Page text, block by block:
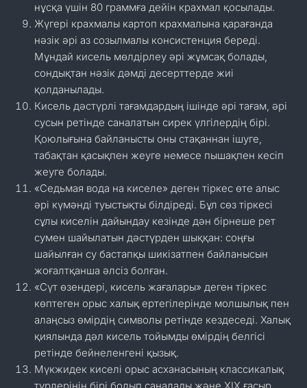
нұсқа үшін 80 граммға дейін крахмал қосылады.
Жүгері крахмалы картоп крахмалына қарағанда
нәзік әрі аз созылмалы консистенция береді.
Мұндай кисель мөлдірлеу әрі жұмсақ болады,
сондықтан нәзік дәмді десерттерде жиі
қолданылады.
Кисель дәстүрлі тағамдардың ішінде әрі тағам, әрі
сусын ретінде саналатын сирек үлгілердің бірі.
Қоюлығына байланысты оны стақаннан ішуге,
табақтан қасықпен жеуге немесе пышақпен кесіп
жеуге болады.
«Седьмая вода на киселе» деген тіркес өте алыс
әрі күмәнді туыстықты білдіреді. Бұл сөз тіркесі
сұлы киселін дайындау кезінде дән бірнеше рет
сумен шайылатын дәстүрден шыққан: соңғы
шайылған су бастапқы шикізатпен байланысын
жоғалтқанша әлсіз болған.
«Сүт өзендері, кисель жағалары» деген тіркес
көптеген орыс халық ертегілерінде молшылық пен
алаңсыз өмірдің символы ретінде кездеседі. Халық
қиялында дәл кисель тойымды өмірдің белгісі
ретінде бейнеленгені қызық.
Мүкжидек киселі орыс асханасының классикалық